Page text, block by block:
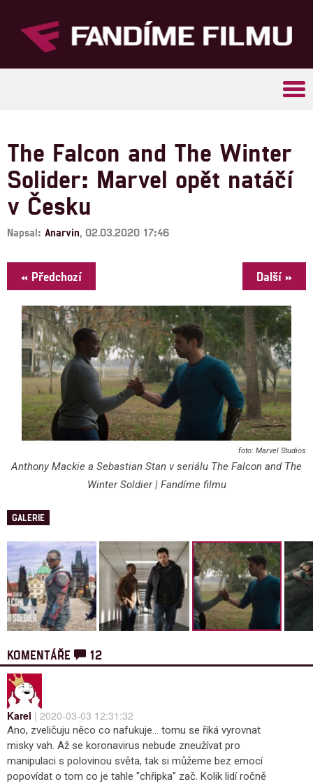
The Falcon and The Winter
Solider: Marvel opět natáčí
v Česku
Napsal: Anarvin, 02.03.2020 17:46
« Předchozí Další »
Marvel Studios
Anthony Mackie a Sebastian Stan v seriálu The Falcon and The
Winter Soldier | Fandíme filmu
GALERIE
KOMENTÁŘE 12
Karel | 2020-03-03 12:31:32
Ano, zveličuju něco co nafukuje... tomu se říká vyrovnat
misky vah. Až se koronavirus nebude zneužívat pro
manipulaci s polovinou světa, tak si můžeme bez emocí
popovídat o tom co je tahle "chřipka" zač. Kolik lidí ročně